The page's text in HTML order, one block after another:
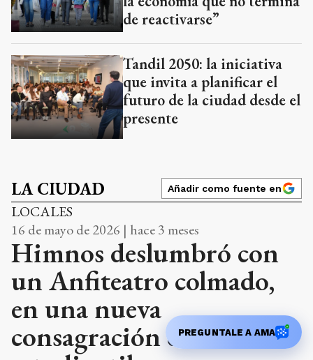
Tandil 2050: la iniciativa
que invita a planificar el
futuro de la ciudad desde el
presente
16 de mayo de 2026 | hace 3 meses
Himnos deslumbró con
un Anfiteatro colmado,
en una nueva
consagración del talento
estudiantil
Las siete agrupaciones desplegaron
PREGUNTALE A AMA